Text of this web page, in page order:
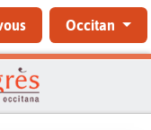
Occitan